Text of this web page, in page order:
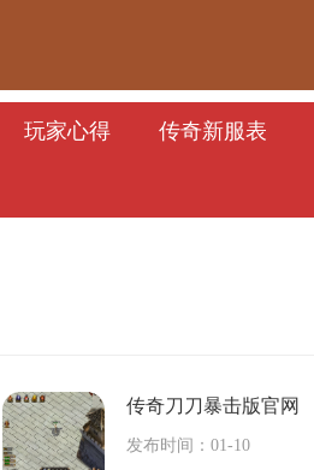
玩家心得 传奇新服表
传奇刀刀暴击版官网
发布时间：01-10